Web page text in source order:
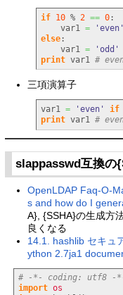
if 10 % 2 == 0:
    var1
=
'even'
else:
    var1
=
'odd'
print var1 #
三項演算子
var1 = 'even' if
print var1 #
slappasswd互換の
OpenLDAP Faq-O-
s and how do I
A}, {SSHA}の生成方
良くなる
14.1. hashlib セキュ
ython 2.7ja1
# -*- coding: utf8 -
import os